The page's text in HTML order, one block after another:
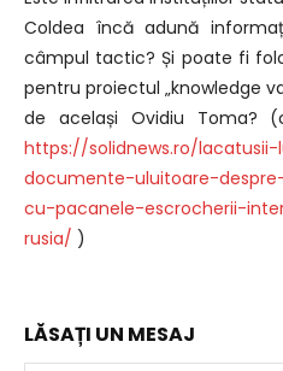
Coldea încă adună
câmpul tactic? Și poate fi
pentru proiectul „knowledge
de același Ovidiu Toma?
https://solidnews.ro/
documente-uluitoare-
cu-pacanele-escrocherii-
rusia/ )
LĂSAȚI UN MESAJ